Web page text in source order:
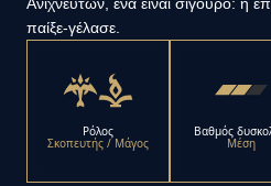
Ανιχνευτών, ένα είναι σίγουρο: η
παίξε-γέλασε.
Ρόλος
Σκοπευτής / Μάγος
Βαθμός
Μέση